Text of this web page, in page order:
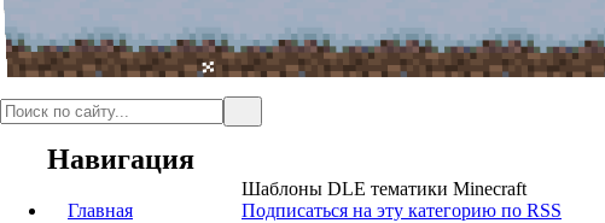
Навигация
Главная
Шаблоны DLE тематики Minecraft
Подписаться на эту категорию по RSS